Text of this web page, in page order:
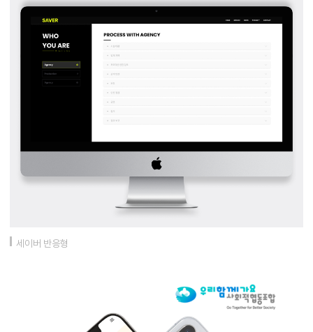
세이버 반응형